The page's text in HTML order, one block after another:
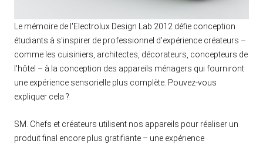
Le mémoire de l'Electrolux Design Lab 2012 défie conception
étudiants à s'inspirer de professionnel d'expérience créateurs –
comme les cuisiniers, architectes, décorateurs, concepteurs de
l'hôtel – à la conception des appareils ménagers qui fourniront
une expérience sensorielle plus complète. Pouvez-vous
expliquer cela ?
SM. Chefs et créateurs utilisent nos appareils pour réaliser un
produit final encore plus gratifiante – une expérience